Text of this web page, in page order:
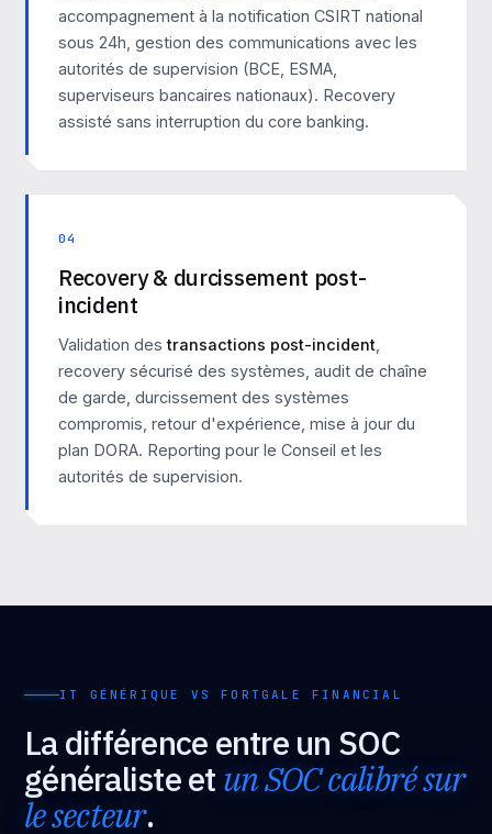
accompagnement à la notification CSIRT national
sous 24h, gestion des communications avec les
autorités de supervision (BCE, ESMA,
superviseurs bancaires nationaux). Recovery
assisté sans interruption du core banking.
04
Recovery & durcissement post-
incident
Validation destransactions post-incident
recovery sécurisé des systèmes, audit de chaîne
de garde, durcissement des systèmes
compromis, retour d'expérience, mise à jour du
plan DORA. Reporting pour le Conseil et les
autorités de supervision.
IT GÉNÉRIQUE VS FORTGALE FINANCIAL
La différence entre un SOC
généraliste et un SOC calibré sur
le secteur.